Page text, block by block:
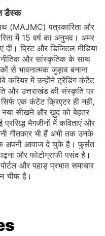
डैस्क
(MAJMC) पत्रकारिता और
में 15 वर्ष का अनुभव। अमर
दीं। प्रिंट और डिजिटल मीडिया
और सांस्कृतिक के साथ
से भावनात्मक जुड़ाव बनाना
में उन्होंने ट्रेंडिंग कंटेंट
और उत्तराखंड की संस्कृति पर
एक कंटेंट क्रिएटर ही नहीं,
सीखने और ख़ुद को बेहतर
मैगजीनों में कविताएं और
गीतकार भी हैं अभी तक उनके
अपनी आवाज दे चुके है। फुर्सत
और फोटोग्राफी पसंद है।
और पहाड़ प्रभात समाचार
चीफ है।